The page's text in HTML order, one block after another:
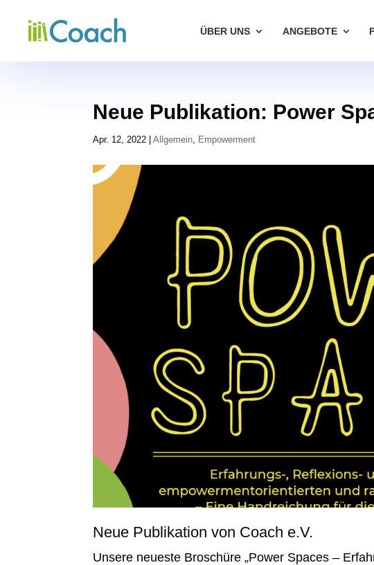
ÜBER UNS ANGEBOTE
Neue Publikation: Power
Apr. 12, 2022 |Allgemein, Empowerment
Neue Publikation von Coach e.V.
Unsere neueste Broschüre „Power Spaces –